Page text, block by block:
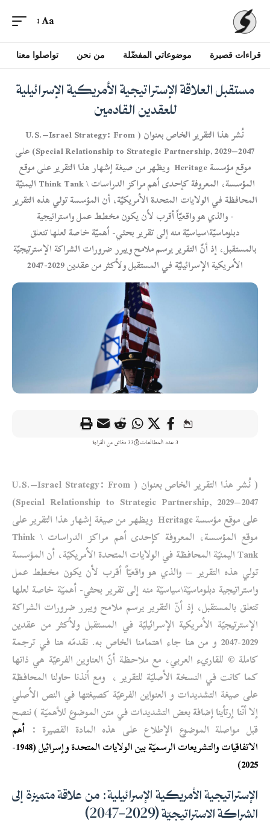
Aa
قراءات قصيرة موضوعاتي المفضّلة من نحن تواصلوا معنا
مستقبل العلاقة الإستراتيجية الأمريكية الإسرائيلية
للعقدين القادمين
نُشر هذا التقرير الخاص بعنوان ( U.S.–Israel Strategy: From
Special Relationship to Strategic Partnership, 2029–2047) على
موقع مؤسسة Heritage ويظهر من صيغة إشهار هذا التقرير على موقع
المؤسسة، المعروفة كإحدى أهم مراكز الدراسات \ Think Tank اليمنيّة
المحافظة في الولايات المتحدة الأمريكيّة، أن المؤسسة تولي هذه التقرير
- والذي هو واقعيّاً أقرب لأن يكون مخطط عمل واستراتيجية
دبلوماسيّة\سياسيّة منه إلى تقرير بحثي- أهميّة خاصة لعلها تتعلق
بالمستقبل، إذ أنّ التقرير يرسم ملامح ويبرر ضرورات الشراكة الإسترتيجيّة
الأمريكية الإسرائيليّة في المستقبل ولأكثر من عقدين 2029-2047
3 عدد المطالعات 33 دقائق من القراءة
( نُشر هذا التقرير الخاص بعنوان ( U.S.–Israel Strategy: From
Special Relationship to Strategic Partnership, 2029–2047)
على موقع مؤسسة Heritage ويظهر من صيغة إشهار هذا التقرير على
موقع المؤسسة، المعروفة كإحدى أهم مراكز الدراسات \ Think
Tank اليمنيّة المحافظة في الولايات المتحدة الأمريكيّة، أن المؤسسة
تولي هذه التقرير – والذي هو واقعيّاً أقرب لأن يكون مخطط عمل
واستراتيجية دبلوماسيّة\سياسيّة منه إلى تقرير بحثي- أهميّة خاصة لعلها
تتعلق بالمستقبل، إذ أنّ التقرير يرسم ملامح ويبرر ضرورات الشراكة
الإسترتيجيّة الأمريكية الإسرائيليّة في المستقبل ولأكثر من عقدين
2029-2047 و من هنا جاء اهتمامنا الخاص به. نقدمّه هنا في ترجمة
كاملة © للقاريء العربي، مع ملاحظة أنّ العناوين الفرعيّة هي ذاتها
كما كانت في النسخة الأصليّة للتقرير ، ومع أنذنا حاولنا المحافظة
على صيغة التشديدات و العنواين الفرعيّة كصيغتها في النص الأصلي
إلا أنّنا إرتأينا إضافة بعض التشديدات في متن الموضوع للأهميّة ) ننصح
قبل مواصلة الموضوع الإطلاع على هذه المادة القصيرة : أهم
الاتفاقيات والتشريعات الرسميّة بين الولايات المتحدة وإسرائيل (1948-
2025)
الإستراتيجية الأمريكية الإسرائيلية: من علاقة متميزة إلى
الشراكة الاستراتيجيّة (2029-2047)